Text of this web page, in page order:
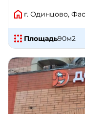
г. Одинцово,
Площадь90м2